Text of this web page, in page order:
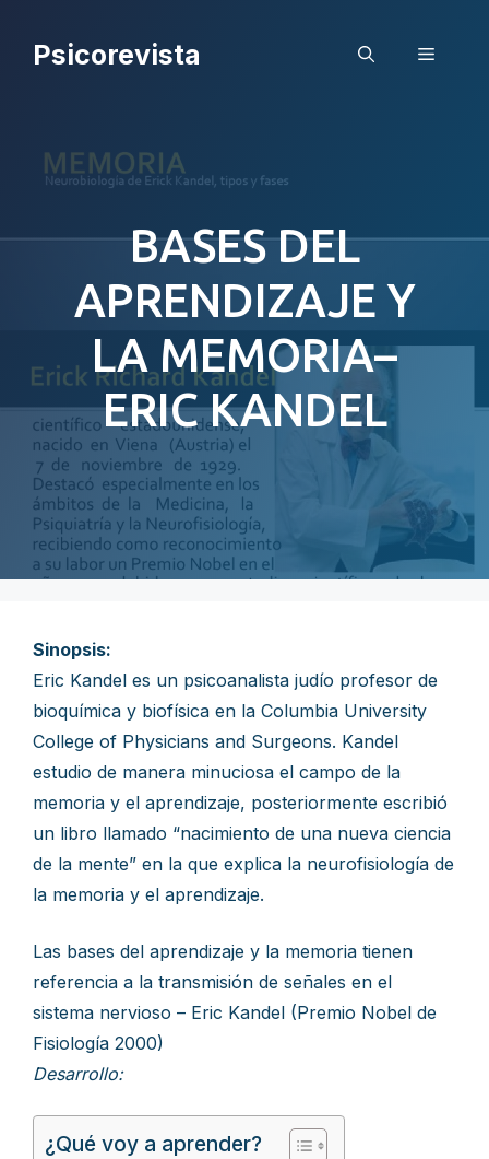
Psicorevista Menú
BASES DEL
APRENDIZAJE Y
LA MEMORIA–
ERIC KANDEL
Sinopsis:
Eric Kandel es un psicoanalista judío profesor de
bioquímica y biofísica en la Columbia University
College of Physicians and Surgeons. Kandel
estudio de manera minuciosa el campo de la
memoria y el aprendizaje, posteriormente escribió
un libro llamado “nacimiento de una nueva ciencia
de la mente” en la que explica la neurofisiología de
la memoria y el aprendizaje.
Las bases del aprendizaje y la memoria tienen
referencia a la transmisión de señales en el
sistema nervioso – Eric Kandel (Premio Nobel de
Fisiología 2000)
Desarrollo:
¿Qué voy a aprender?